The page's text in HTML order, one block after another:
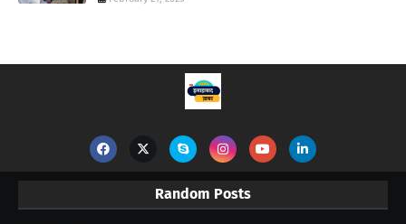
Random Posts